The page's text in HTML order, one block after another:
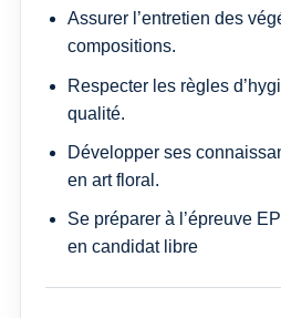
Assurer l’entretien des
compositions.
Respecter les règles
qualité.
Développer ses
en art floral.
Se préparer à l’épreuve
en candidat libre